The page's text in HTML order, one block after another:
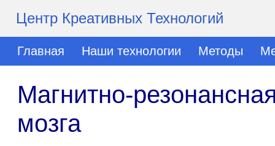
Центр Креативных Технологий
Главная Наши технологии Методы
Магнитно-
мозга